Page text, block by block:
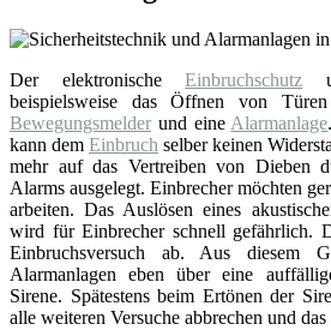
Der elektronischeEinbruchschutz
beispielsweise das Öffnen von
Bewegungsmelder und eine Alarmanlage
kann dem Einbruch selber keinen
mehr auf das Vertreiben von Dieben
Alarms ausgelegt. Einbrecher möchten
arbeiten. Das Auslösen eines
wird für Einbrecher schnell gefährlich.
Einbruchsversuch ab. Aus diesem
Alarmanlagen eben über eine
Sirene. Spätestens beim Ertönen der
alle weiteren Versuche abbrechen und das